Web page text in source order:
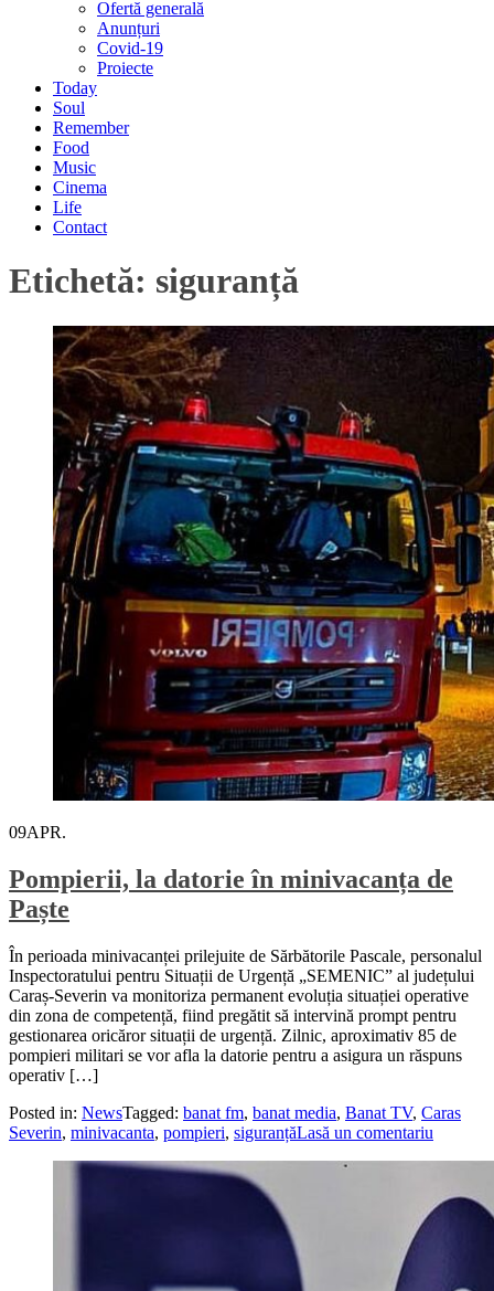
Ofertă generală
Anunțuri
Covid-19
Proiecte
Today
Soul
Remember
Food
Music
Cinema
Life
Contact
Etichetă: siguranță
09APR.
Pompierii, la datorie în minivacanța de
Paște
În perioada minivacanței prilejuite de Sărbătorile Pascale, personalul
Inspectoratului pentru Situații de Urgență „SEMENIC” al județului
Caraș-Severin va monitoriza permanent evoluția situației operative
din zona de competență, fiind pregătit să intervină prompt pentru
gestionarea oricăror situații de urgență. Zilnic, aproximativ 85 de
pompieri militari se vor afla la datorie pentru a asigura un răspuns
operativ […]
Posted in: NewsTagged: banat fm, banat media, Banat TV, Caras
Severin, minivacanta, pompieri, siguranțăLasă un comentariu